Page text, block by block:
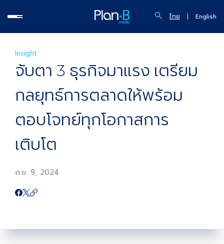
ไทย English
Insight
จับตา 3 ธุรกิจมาแรง เตรียม
กลยุทธ์การตลาดให้พร้อม
ตอบโจทย์ทุกโอกาสการ
เติบโต
ก.ย. 9, 2024